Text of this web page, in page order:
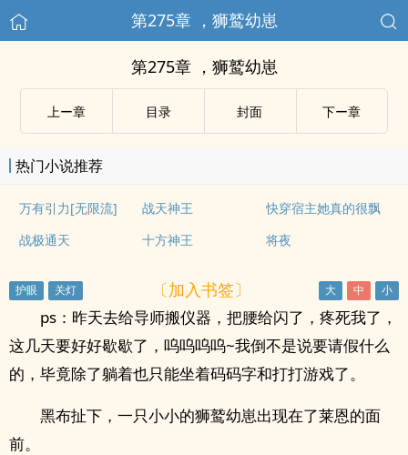
第275章 ，狮鹫幼崽
第275章 ，狮鹫幼崽
上ー章 目录 封面 下ー章
热门小说推荐
万有引力[无限流] 战天神王
快穿宿主她真的很飘
战极通天
十方神王 将夜
〔加入书签〕
ps：昨天去给导师搬仪器，把腰给闪了，疼死我了，
这几天要好好歇歇了，呜呜呜呜~我倒不是说要请假什么
的，毕竟除了躺着也只能坐着码码字和打打游戏了。
黑布扯下，一只小小的狮鹫幼崽出现在了莱恩的面
前。